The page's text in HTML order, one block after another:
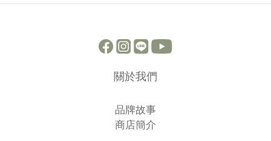
關於我們
品牌故事
商店簡介